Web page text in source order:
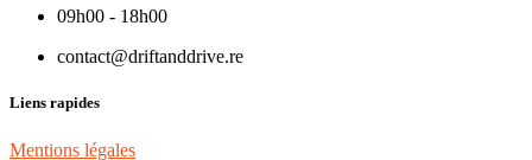
09h00 - 18h00
contact@driftanddrive.re
Liens rapides
Mentions légales